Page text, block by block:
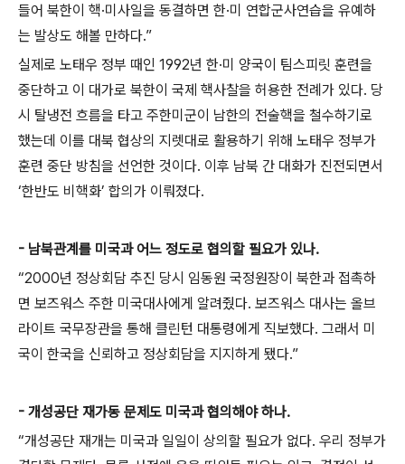
들어 북한이 핵·미사일을 동결하면 한·미 연합군사연습을 유예하
는 발상도 해볼 만하다.”
실제로 노태우 정부 때인 1992년 한·미 양국이 팀스피릿 훈련을
중단하고 이 대가로 북한이 국제 핵사찰을 허용한 전례가 있다. 당
시 탈냉전 흐름을 타고 주한미군이 남한의 전술핵을 철수하기로
했는데 이를 대북 협상의 지렛대로 활용하기 위해 노태우 정부가
훈련 중단 방침을 선언한 것이다. 이후 남북 간 대화가 진전되면서
‘한반도 비핵화’ 합의가 이뤄졌다.
- 남북관계를 미국과 어느 정도로 협의할 필요가 있나.
“2000년 정상회담 추진 당시 임동원 국정원장이 북한과 접촉하
면 보즈워스 주한 미국대사에게 알려줬다. 보즈워스 대사는 올브
라이트 국무장관을 통해 클린턴 대통령에게 직보했다. 그래서 미
국이 한국을 신뢰하고 정상회담을 지지하게 됐다.”
- 개성공단 재가동 문제도 미국과 협의해야 하나.
“개성공단 재개는 미국과 일일이 상의할 필요가 없다. 우리 정부가